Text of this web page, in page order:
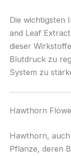
Die wichtigsten
and Leaf
dieser
Blutdruck zu
System zu
Hawthorn
Hawthorn,
Pflanze, deren